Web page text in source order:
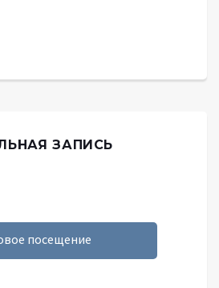
ЗАПИСЬ
посещение